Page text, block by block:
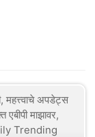
अपडेट्स
माझावर,
Trending